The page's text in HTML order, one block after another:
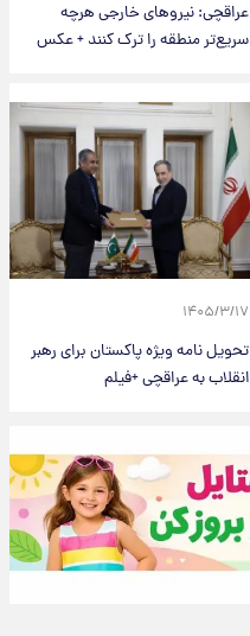
عراقچی: نیروهای خارجی هرچه
سریع‌تر منطقه را ترک کنند + عکس
۱۴۰۵/۳/۱۷
تحویل نامه ویژه پاکستان برای رهبر
انقلاب به عراقچی +فیلم